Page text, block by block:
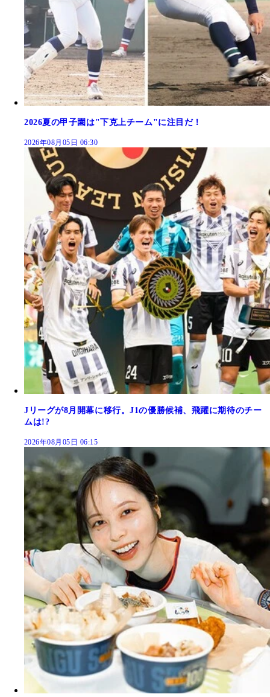
2026夏の甲子園は"下克上チーム"に注目だ！
2026年08月05日 06:30
Jリーグが8月開幕に移行。J1の優勝候補、飛躍に期待のチー
ムは!?
2026年08月05日 06:15